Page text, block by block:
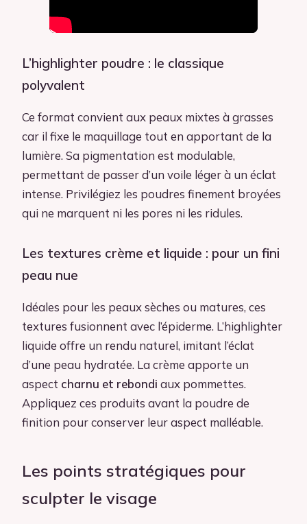
L’highlighter poudre : le classique
polyvalent
Ce format convient aux peaux mixtes à grasses
car il fixe le maquillage tout en apportant de la
lumière. Sa pigmentation est modulable,
permettant de passer d’un voile léger à un éclat
intense. Privilégiez les poudres finement broyées
qui ne marquent ni les pores ni les ridules.
Les textures crème et liquide : pour un fini
peau nue
Idéales pour les peaux sèches ou matures, ces
textures fusionnent avec l’épiderme. L’highlighter
liquide offre un rendu naturel, imitant l’éclat
d’une peau hydratée. La crème apporte un
aspect charnu et rebondi aux pommettes.
Appliquez ces produits avant la poudre de
finition pour conserver leur aspect malléable.
Les points stratégiques pour
sculpter le visage